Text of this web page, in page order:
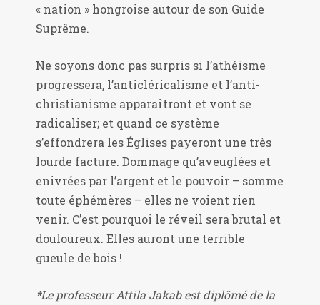
« nation » hongroise autour de son Guide
Suprême.
Ne soyons donc pas surpris si l’athéisme
progressera, l’anticléricalisme et l’anti-
christianisme apparaîtront et vont se
radicaliser; et quand ce système
s’effondrera les Églises payeront une très
lourde facture. Dommage qu’aveuglées et
enivrées par l’argent et le pouvoir – somme
toute éphémères – elles ne voient rien
venir. C’est pourquoi le réveil sera brutal et
douloureux. Elles auront une terrible
gueule de bois !
*Le professeur Attila Jakab est diplômé de la